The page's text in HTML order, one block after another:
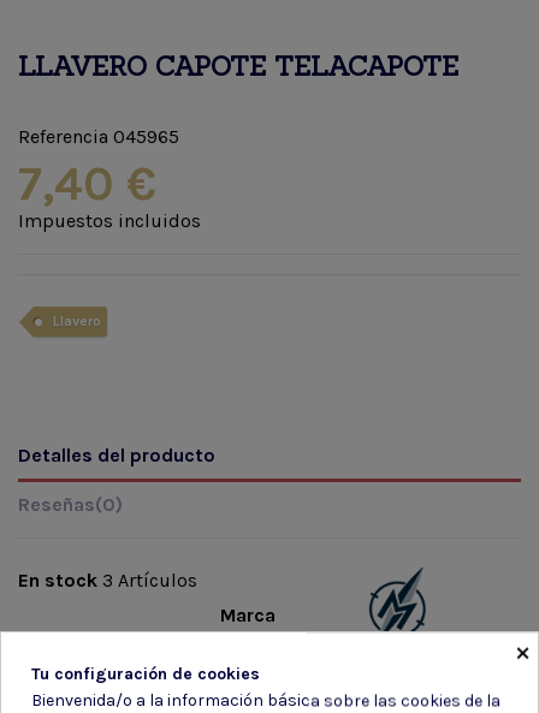
LLAVERO CAPOTE TELACAPOTE
Referencia 045965
7,40 €
Impuestos incluidos
Llavero
Detalles del producto
Reseñas(0)
Marca
En stock 3 Artículos
×
Tu configuración de cookies
Bienvenida/o a la información básica sobre las cookies de la